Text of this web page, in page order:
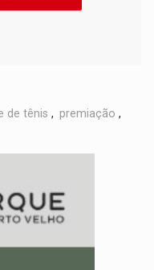
de tênis , premiação ,